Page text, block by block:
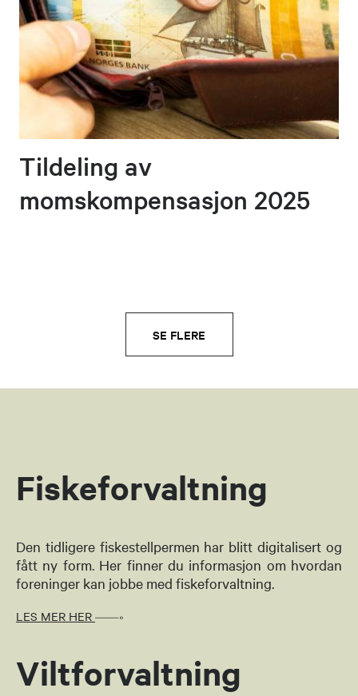
Tildeling av
momskompensasjon 2025
SE FLERE
Fiskeforvaltning
Den tidligere fiskestellpermen har blitt digitalisert og
fått ny form. Her finner du informasjon om hvordan
foreninger kan jobbe med fiskeforvaltning.
LES MER HER
Viltforvaltning